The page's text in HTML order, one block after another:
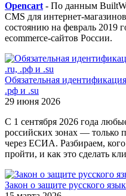
Opencart - По данным
CMS для интернет-
состоянию на февраль 2019
ecommerce-сайтов России.
Обязательная
.рф и .su
29 июня 2026
С 1 сентября 2026 года
российских зонах — только
через ЕСИА. Разбираем, кого
пройти, и как это сделать
Закон о защите русского